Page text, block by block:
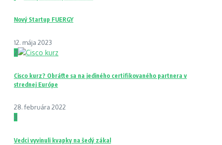
Nový Startup FUERGY
12. mája 2023
2
Cisco kurz? Obráťte sa na jediného certifikovaného partnera v
strednej Európe
28. februára 2022
3
Vedci vyvinuli kvapky na šedý zákal